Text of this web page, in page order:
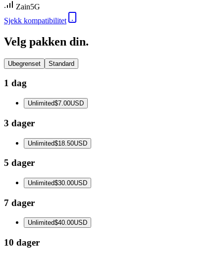
Zain5G
Sjekk kompatibilitet
Velg pakken din.
Ubegrenset Standard
1 dag
Unlimited$7.00USD
3 dager
Unlimited$18.50USD
5 dager
Unlimited$30.00USD
7 dager
Unlimited$40.00USD
10 dager